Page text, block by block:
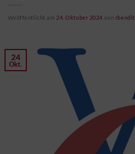
Veröffentlicht am 24. Oktober 2024 von rbendit
24
Okt.